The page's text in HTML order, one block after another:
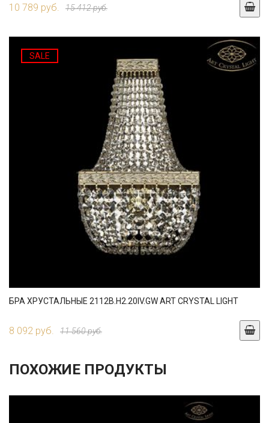
10 789 руб. 15 412 руб.
SALE
БРА ХРУСТАЛЬНЫЕ 2112B.H2.20IV.GW ART CRYSTAL LIGHT
8 092 руб. 11 560 руб.
ПОХОЖИЕ ПРОДУКТЫ